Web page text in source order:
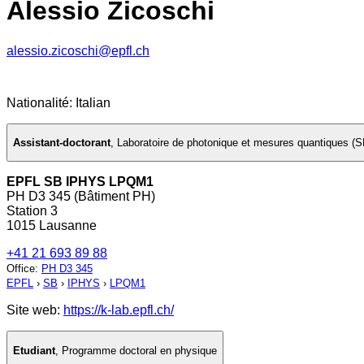
Alessio Zicoschi
alessio.zicoschi@epfl.ch
Nationalité: Italian
Assistant-doctorant, Laboratoire de photonique et mesures quantiques
EPFL SB IPHYS LPQM1
PH D3 345 (Bâtiment PH)
Station 3
1015 Lausanne
+41 21 693 89 88
Office: PH D3 345
EPFL › SB › IPHYS › LPQM1
Site web: https://k-lab.epfl.ch/
Etudiant Programme doctoral en physique